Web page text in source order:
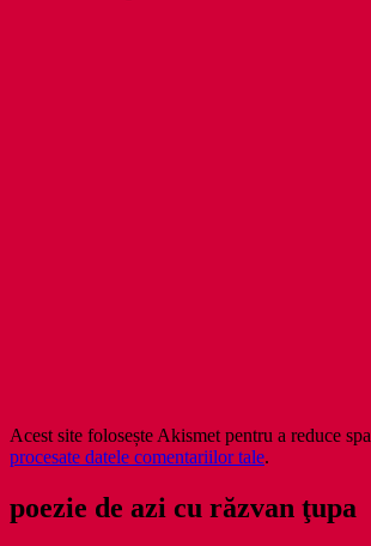
Acest site folosește Akismet pentru a reduce
procesate datele comentariilor tale.
poezie de azi cu răzvan ţupa